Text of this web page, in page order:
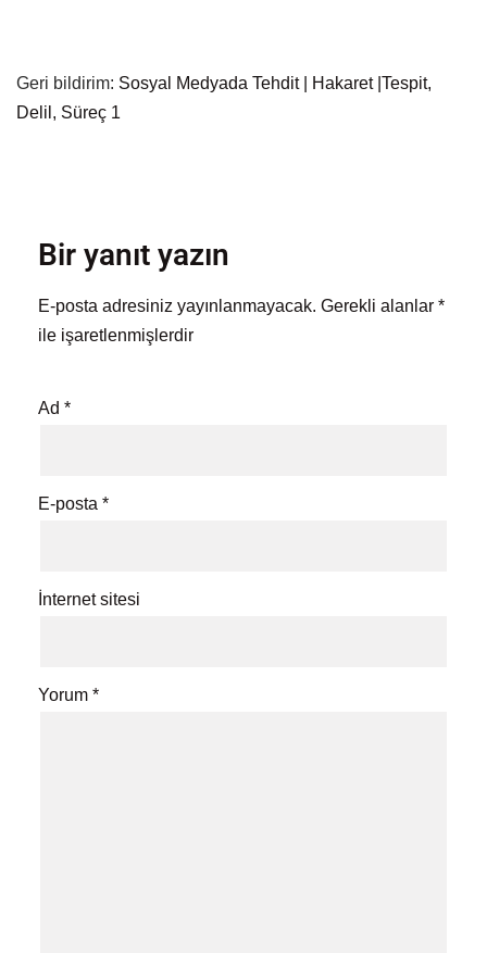
Geri bildirim: Sosyal Medyada Tehdit | Hakaret |Tespit,
Delil, Süreç 1
Bir yanıt yazın
E-posta adresiniz yayınlanmayacak. Gerekli alanlar *
ile işaretlenmişlerdir
Ad *
E-posta *
İnternet sitesi
Yorum *